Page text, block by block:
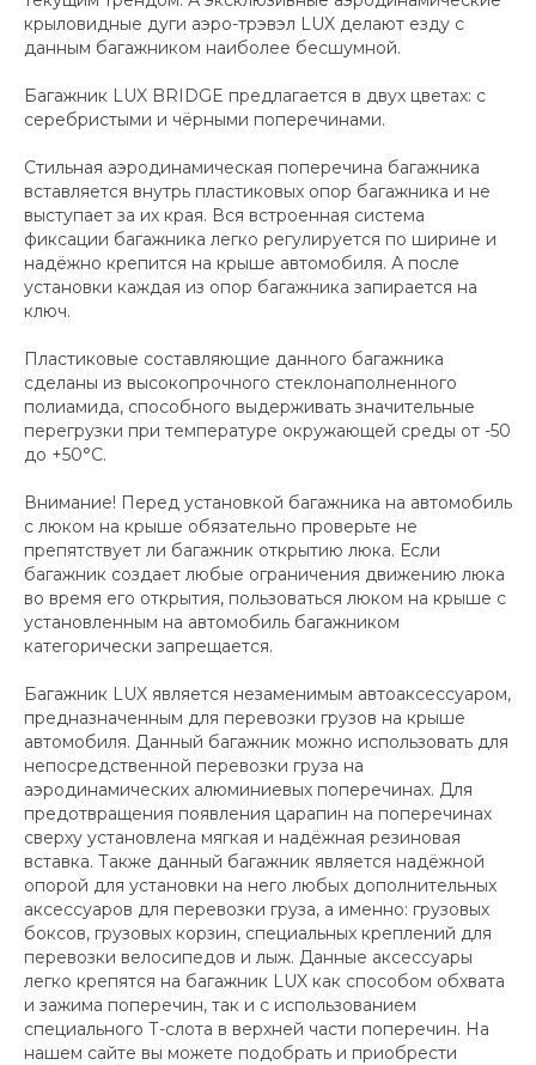
крыловидные дуги аэро-трэвэл LUX делают езду с
данным багажником наиболее бесшумной.
Багажник LUX BRIDGE предлагается в двух цветах: с
серебристыми и чёрными поперечинами.
Стильная аэродинамическая поперечина багажника
вставляется внутрь пластиковых опор багажника и не
выступает за их края. Вся встроенная система
фиксации багажника легко регулируется по ширине и
надёжно крепится на крыше автомобиля. А после
установки каждая из опор багажника запирается на
ключ.
Пластиковые составляющие данного багажника
сделаны из высокопрочного стеклонаполненного
полиамида, способного выдерживать значительные
перегрузки при температуре окружающей среды от -50
до +50°C.
Внимание! Перед установкой багажника на автомобиль
с люком на крыше обязательно проверьте не
препятствует ли багажник открытию люка. Если
багажник создает любые ограничения движению люка
во время его открытия, пользоваться люком на крыше с
установленным на автомобиль багажником
категорически запрещается.
Багажник LUX является незаменимым автоаксессуаром,
предназначенным для перевозки грузов на крыше
автомобиля. Данный багажник можно использовать для
непосредственной перевозки груза на
аэродинамических алюминиевых поперечинах. Для
предотвращения появления царапин на поперечинах
сверху установлена мягкая и надёжная резиновая
вставка. Также данный багажник является надёжной
опорой для установки на него любых дополнительных
аксессуаров для перевозки груза, а именно: грузовых
боксов, грузовых корзин, специальных креплений для
перевозки велосипедов и лыж. Данные аксессуары
легко крепятся на багажник LUX как способом обхвата
и зажима поперечин, так и с использованием
специального Т-слота в верхней части поперечин. На
нашем сайте вы можете подобрать и приобрести